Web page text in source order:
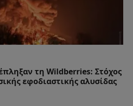
τη Wildberries: Στόχος
εφοδιαστικής αλυσίδας